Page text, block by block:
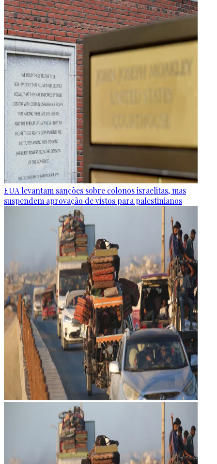
EUA levantam sanções sobre colonos israelitas, mas
suspendem aprovação de vistos para palestinianos